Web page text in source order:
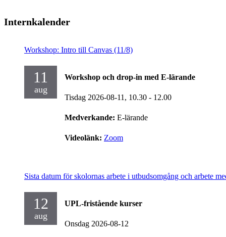
Internkalender
Workshop: Intro till Canvas (11/8)
11
aug
Workshop och drop-in med E-lärande
Tisdag 2026-08-11, 10.30 - 12.00
Medverkande: E-lärande
Videolänk: Zoom
Sista datum för skolornas arbete i utbudsomgång och arbete
12
aug
UPL-fristående kurser
Onsdag 2026-08-12